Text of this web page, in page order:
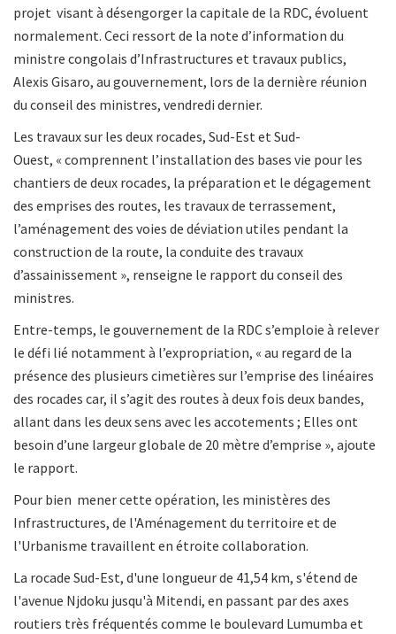
projet visant à désengorger la capitale de la RDC, évoluent
normalement. Ceci ressort de la note d’information du
ministre congolais d’Infrastructures et travaux publics,
Alexis Gisaro, au gouvernement, lors de la dernière réunion
du conseil des ministres, vendredi dernier.
Les travaux sur les deux rocades, Sud-Est et Sud-
Ouest, « comprennent l’installation des bases vie pour les
chantiers de deux rocades, la préparation et le dégagement
des emprises des routes, les travaux de terrassement,
l’aménagement des voies de déviation utiles pendant la
construction de la route, la conduite des travaux
d’assainissement », renseigne le rapport du conseil des
ministres.
Entre-temps, le gouvernement de la RDC s’emploie à relever
le défi lié notamment à l’expropriation, « au regard de la
présence des plusieurs cimetières sur l’emprise des linéaires
des rocades car, il s’agit des routes à deux fois deux bandes,
allant dans les deux sens avec les accotements ; Elles ont
besoin d’une largeur globale de 20 mètre d’emprise », ajoute
le rapport.
Pour bien mener cette opération, les ministères des
Infrastructures, de l'Aménagement du territoire et de
l'Urbanisme travaillent en étroite collaboration.
La rocade Sud-Est, d'une longueur de 41,54 km, s'étend de
l'avenue Njdoku jusqu'à Mitendi, en passant par des axes
routiers très fréquentés comme le boulevard Lumumba et